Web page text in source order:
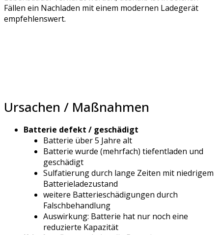
Fällen ein Nachladen mit einem modernen Ladegerät
empfehlenswert.
Ursachen / Maßnahmen
Batterie defekt / geschädigt
Batterie über 5 Jahre alt
Batterie wurde (mehrfach) tiefentladen und
geschädigt
Sulfatierung durch lange Zeiten mit niedrigem
Batterieladezustand
weitere Batterieschädigungen durch
Falschbehandlung
Auswirkung: Batterie hat nur noch eine
reduzierte Kapazität